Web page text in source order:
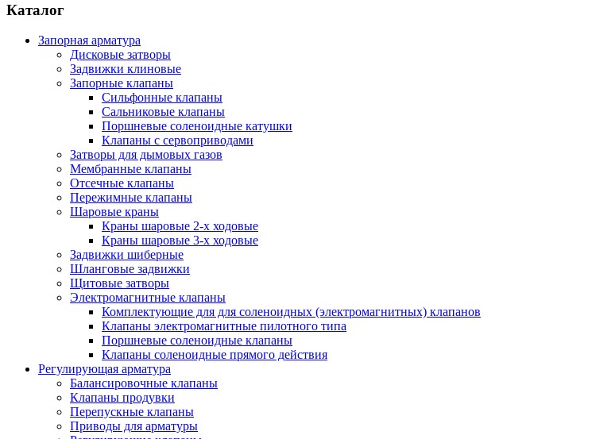
Каталог
Запорная арматура
Дисковые затворы
Задвижки клиновые
Запорные клапаны
Сильфонные клапаны
Сальниковые клапаны
Поршневые соленоидные катушки
Клапаны с сервоприводами
Затворы для дымовых газов
Мембранные клапаны
Отсечные клапаны
Пережимные клапаны
Шаровые краны
Краны шаровые 2-х ходовые
Краны шаровые 3-х ходовые
Задвижки шиберные
Шланговые задвижки
Щитовые затворы
Электромагнитные клапаны
Комплектующие для для соленоидных (электромагнитных) клапанов
Клапаны электромагнитные пилотного типа
Поршневые соленоидные клапаны
Клапаны соленоидные прямого действия
Регулирующая арматура
Балансировочные клапаны
Клапаны продувки
Перепускные клапаны
Приводы для арматуры